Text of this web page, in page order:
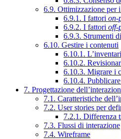
6.9. Ottimizzazione per
6.9.1. I fattori on-
6.9.2. I fattori off-
6.9.3. Strumenti
6.10. Gestire i contenuti
6.10.1.
6.10.2.
6.10.3. Migrare i
6.10.4.
7. Progettazione
7.1. Caratteristiche
7.2. User stories per
7.2.1. Differenza
7.3. Flussi di interazione
7.4. Wireframe